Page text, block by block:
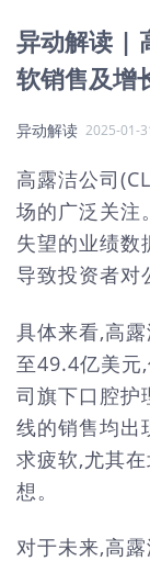
异动解读 |
软销售及增
异动解读 2025-01-
高露洁公司
场的广泛关注
失望的业绩数
导致投资者对
具体来看,高
至49.4亿美元
司旗下口腔护
线的销售均出
求疲软,尤其
想。
对于未来,高